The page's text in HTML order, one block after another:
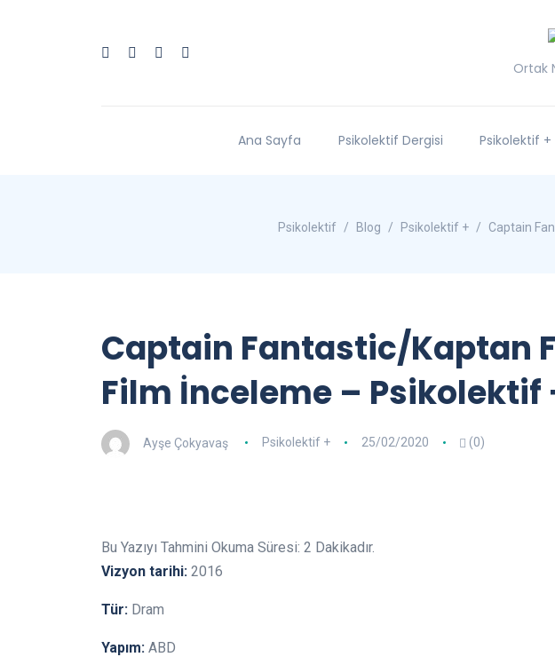
Ortak
Ana Sayfa Psikolektif Dergisi Psikolektif +
Psikolektif Blog Psikolektif + Captain
Captain Fantastic/Kaptan
Film İnceleme – Psikolektif
Ayşe Çokyavaş Psikolektif + 25/02/2020 (0)
Bu Yazıyı Tahmini Okuma Süresi: 2 Dakikadır.
Vizyon tarihi: 2016
Tür: Dram
Yapım: ABD